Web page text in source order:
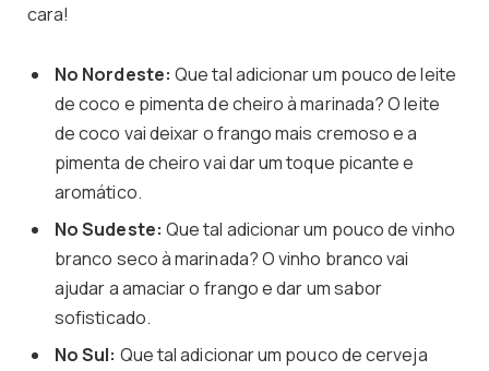
cara!
No Nordeste: Que tal adicionar um pouco de leite
de coco e pimenta de cheiro à marinada? O leite
de coco vai deixar o frango mais cremoso e a
pimenta de cheiro vai dar um toque picante e
aromático.
No Sudeste: Que tal adicionar um pouco de vinho
branco seco à marinada? O vinho branco vai
ajudar a amaciar o frango e dar um sabor
sofisticado.
No Sul: Que tal adicionar um pouco de cerveja